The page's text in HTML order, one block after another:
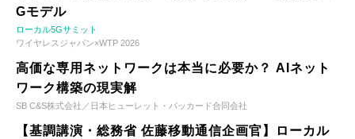
Gモデル
ローカル5Gサミット
ワイヤレスジャパン×WTP 2026
高価な専用ネットワークは本当に必要か？ AIネット
ワーク構築の現実解
SB C&S株式会社／日本ヒューレット・パッカード合同会社
【基調講演・総務省 佐藤移動通信企画官】ローカル